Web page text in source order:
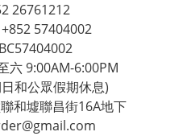
26761212
57404002
六 9:00AM-6:00PM
眾假期休息)
和墟聯昌街16A地下